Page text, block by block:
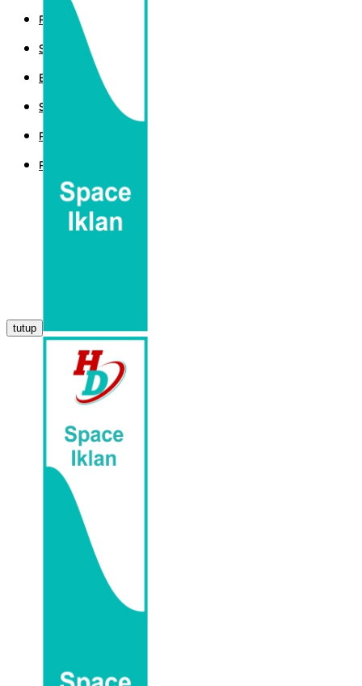
POLITIK
SPORT
EKBIS
SAINTEK
PEMERINTAHAN
PARLEMEN
tutup